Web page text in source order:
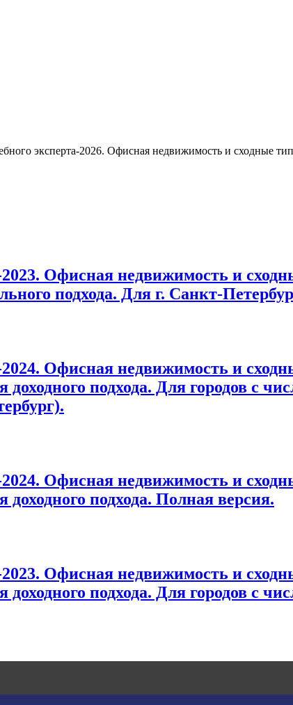
эксперта-2026. Офисная недвижимость и сходные
Офисная недвижимость и
подхода. Для г. Санкт-
Офисная недвижимость и
подхода. Для городов с
Офисная недвижимость и
подхода. Полная версия.
Офисная недвижимость и
подхода. Для городов с